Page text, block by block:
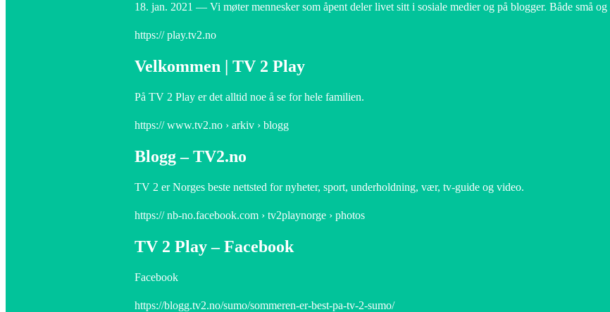
18. jan. 2021 — Vi møter mennesker som åpent deler livet sitt i sosiale medier og på blogger. Både små
https:// play.tv2.no
Velkommen | TV 2 Play
På TV 2 Play er det alltid noe å se for hele familien.
https:// www.tv2.no › arkiv › blogg
Blogg – TV2.no
TV 2 er Norges beste nettsted for nyheter, sport, underholdning, vær, tv-guide og video.
https:// nb-no.facebook.com › tv2playnorge › photos
TV 2 Play – Facebook
Facebook
https://blogg.tv2.no/sumo/sommeren-er-best-pa-tv-2-sumo/